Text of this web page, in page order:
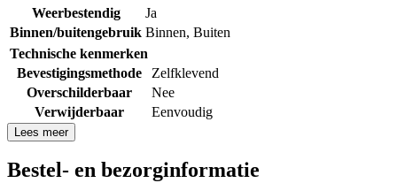
Weerbestendig
Ja
Binnen/buitengebruik Binnen, Buiten
Technische kenmerken
Bevestigingsmethode
Zelfklevend
Overschilderbaar
Nee
Verwijderbaar
Eenvoudig
Lees meer
Bestel- en bezorginformatie